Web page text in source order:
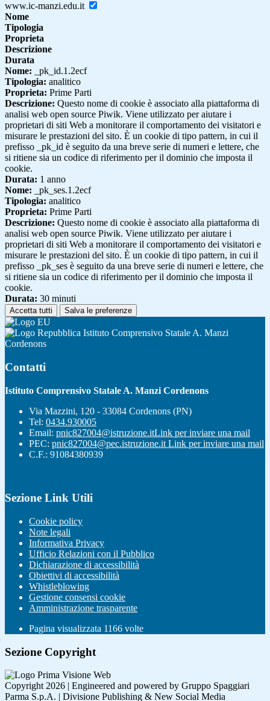
www.ic-manzi.edu.it
Nome
Tipologia
Proprieta
Descrizione
Durata
Nome: _pk_id.1.2ecf
Tipologia: analitico
Proprieta: Prime Parti
Descrizione: Questo nome di cookie è associato alla piattaforma di
analisi web open source Piwik. Viene utilizzato per aiutare i
proprietari di siti Web a monitorare il comportamento dei visitatori e
misurare le prestazioni del sito. È un cookie di tipo pattern, in cui il
prefisso _pk_id è seguito da una breve serie di numeri e lettere, che
si ritiene sia un codice di riferimento per il dominio che imposta il
cookie.
Durata: 1 anno
Nome: _pk_ses.1.2ecf
Tipologia: analitico
Proprieta: Prime Parti
Descrizione: Questo nome di cookie è associato alla piattaforma di
analisi web open source Piwik. Viene utilizzato per aiutare i
proprietari di siti Web a monitorare il comportamento dei visitatori e
misurare le prestazioni del sito. È un cookie di tipo pattern, in cui il
prefisso _pk_ses è seguito da una breve serie di numeri e lettere, che
si ritiene sia un codice di riferimento per il dominio che imposta il
cookie.
Durata: 30 minuti
Accetta tutti Salva le preferenze
Istituto Comprensivo Statale A. Manzi
Cordenons
Contatti
Istituto Comprensivo Statale A. Manzi Cordenons
Via Mazzini, 120 - 33084 Cordenons (PN)
Tel: 0434.930005
Email: pnic827004@istruzione.itLink per inviare una mail
PEC: pnic827004@pec.istruzione.it Link per inviare una mail
C.F.: 91084380939
Sezione Link Utili
Cookie policy
Note legali
Informativa Privacy
Ufficio Relazioni con il Pubblico
Dichiarazione di accessibilità
Obiettivi di accessibilità
Whistleblowing
Gestione consensi cookie
Amministrazione trasparente
Pagina visualizzata 1166 volte
Sezione Copyright
Copyright 2026 | Engineered and powered by Gruppo Spaggiari
Parma S.p.A. | Divisione Publishing & New Social Media